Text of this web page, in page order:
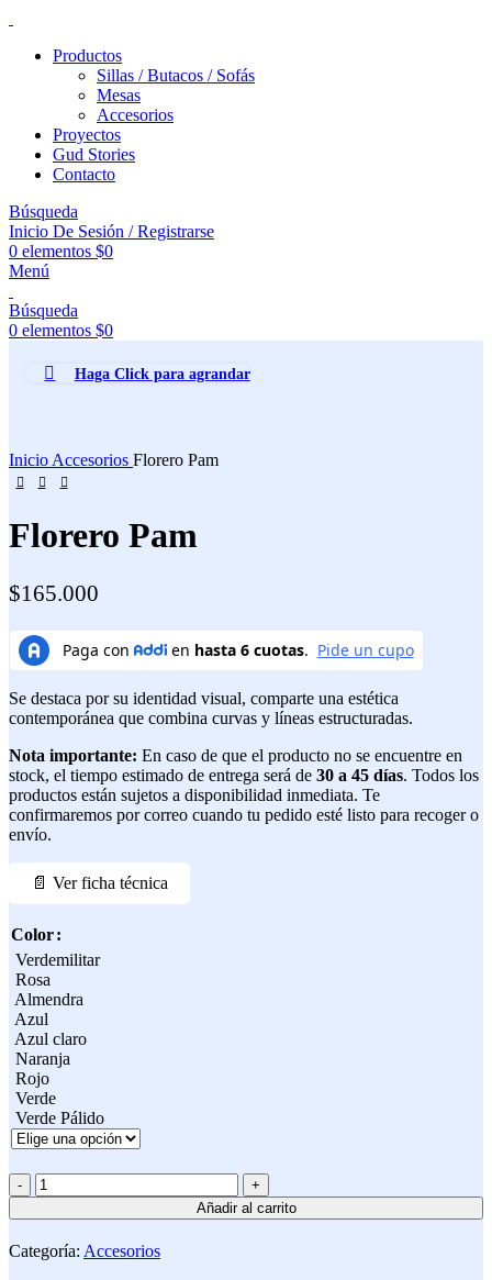
Productos
Sillas / Butacos / Sofás
Mesas
Accesorios
Proyectos
Gud Stories
Contacto
Búsqueda
Inicio De Sesión / Registrarse
0 elementos $0
Menú
Búsqueda
0 elementos $0
Haga Click para agrandar
Inicio Accesorios Florero Pam
Florero Pam
$165.000
Se destaca por su identidad visual, comparte una estética
contemporánea que combina curvas y líneas estructuradas.
Nota importante: En caso de que el producto no se encuentre en
stock, el tiempo estimado de entrega será de 30 a 45 días. Todos los
productos están sujetos a disponibilidad inmediata. Te
confirmaremos por correo cuando tu pedido esté listo para recoger o
envío.
📄 Ver ficha técnica
Color
Verdemilitar
Rosa
Almendra
Azul
Azul claro
Naranja
Rojo
Verde
Verde Pálido
Añadir al carrito
Categoría: Accesorios